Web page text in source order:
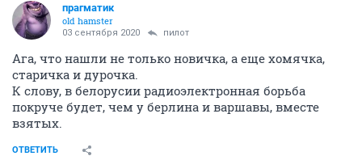
прагматик
old hamster
03 сентября 2020 пилот
Ага, что нашли не только новичка, а еще хомячка,
старичка и дурочка.
К слову, в белорусии радиоэлектронная борьба
покруче будет, чем у берлина и варшавы, вместе
взятых.
ОТВЕТИТЬ